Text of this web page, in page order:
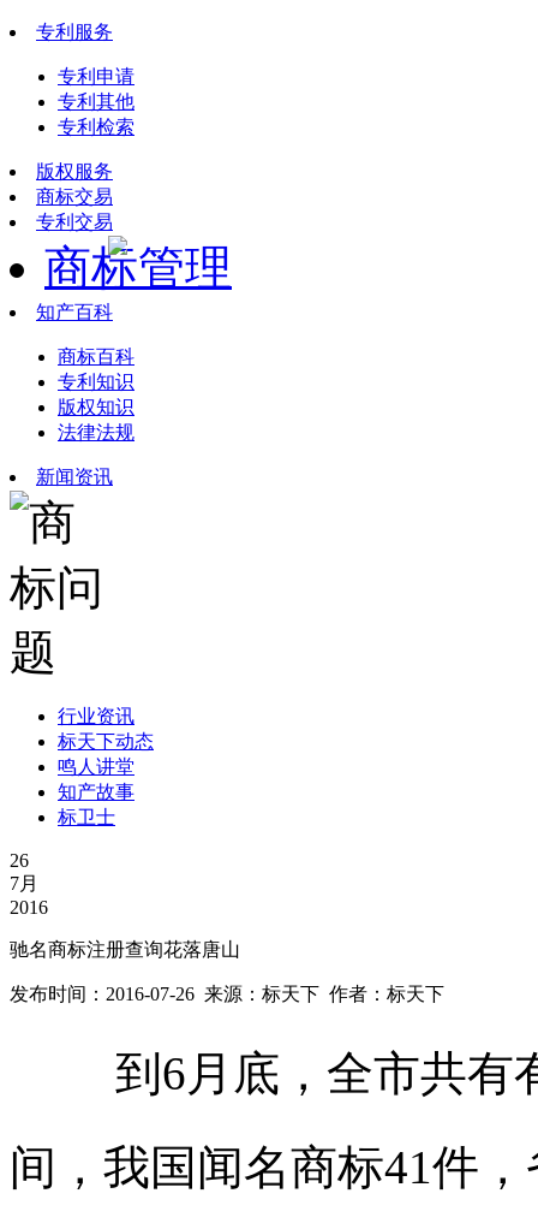
专利服务
专利申请
专利其他
专利检索
版权服务
商标交易
专利交易
商标管理
知产百科
商标百科
专利知识
版权知识
法律法规
新闻资讯
行业资讯
标天下动态
鸣人讲堂
知产故事
标卫士
26
7月
2016
驰名商标注册查询花落唐山
发布时间：2016-07-26 来源：标天下 作者：标天下
到6月底，全市共有
间，我国闻名商标41件